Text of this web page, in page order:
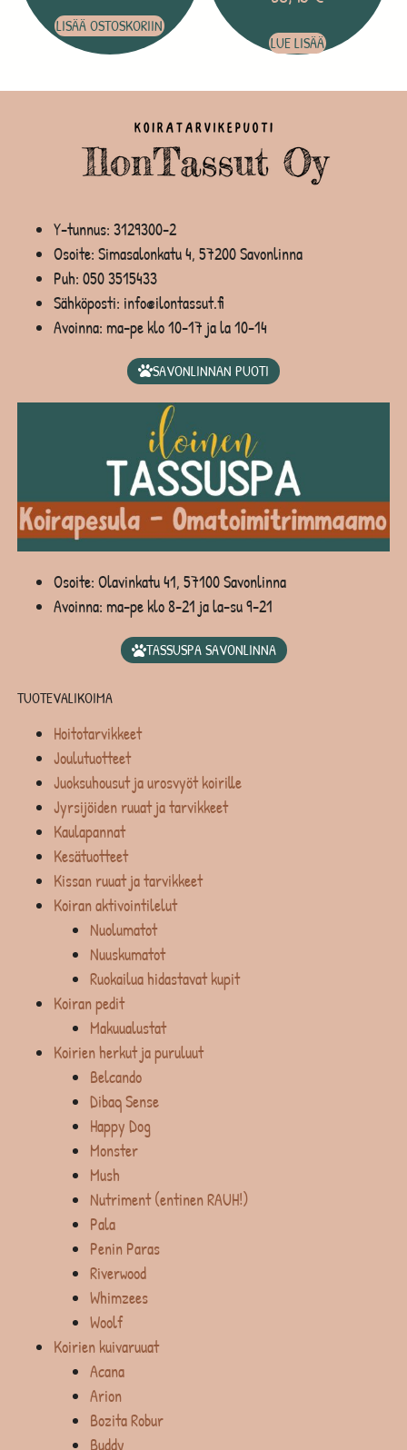
LISÄÄ OSTOSKORIIN
LUE LISÄÄ
Y-tunnus: 3129300-2
Osoite: Simasalonkatu 4, 57200 Savonlinna
Puh: 050 3515433
Sähköposti: info@ilontassut.fi
Avoinna: ma-pe klo 10-17 ja la 10-14
SAVONLINNAN PUOTI
Osoite: Olavinkatu 41, 57100 Savonlinna
Avoinna: ma-pe klo 8-21 ja la-su 9-21
TASSUSPA SAVONLINNA
TUOTEVALIKOIMA
Hoitotarvikkeet
Joulutuotteet
Juoksuhousut ja urosvyöt koirille
Jyrsijöiden ruuat ja tarvikkeet
Kaulapannat
Kesätuotteet
Kissan ruuat ja tarvikkeet
Koiran aktivointilelut
Nuolumatot
Nuuskumatot
Ruokailua hidastavat kupit
Koiran pedit
Makuualustat
Koirien herkut ja puruluut
Belcando
Dibaq Sense
Happy Dog
Monster
Mush
Nutriment (entinen RAUH!)
Pala
Penin Paras
Riverwood
Whimzees
Woolf
Koirien kuivaruuat
Acana
Arion
Bozita Robur
Buddy